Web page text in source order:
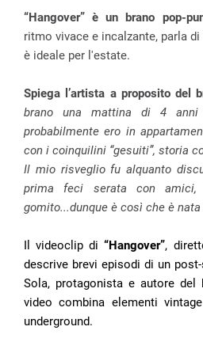
“Hangover” è un brano pop-
ritmo vivace e incalzante, parla di
è ideale per l'estate.
Spiega l’artista a proposito del
brano una mattina di 4 anni
probabilmente ero in
con i coinquilini “gesuiti”, storia
Il mio risveglio fu alquanto
prima feci serata con
gomito...dunque è così che è nata
Il videoclip di“Hangover”,
descrive brevi episodi di un
Sola, protagonista e autore del
video combina elementi
underground.